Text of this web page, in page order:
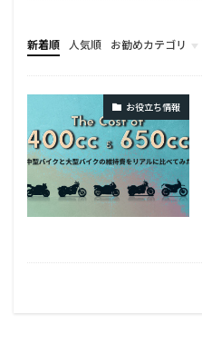
新着順 人気順 お勧めカテゴリ
TOP
お役立ち情報